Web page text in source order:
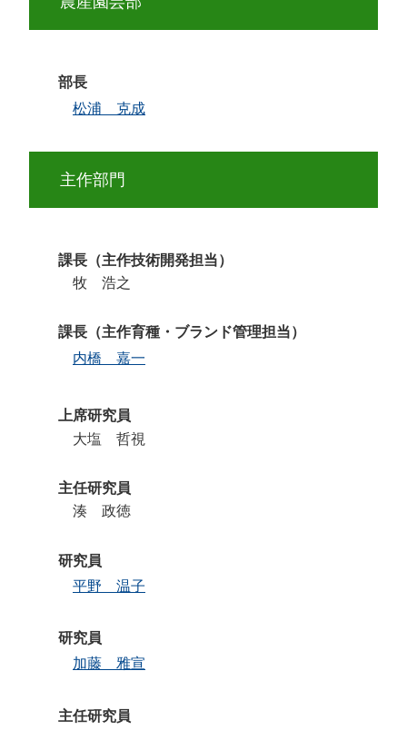
部長
松浦 克成
主作部門
課長（主作技術開発担当）
牧 浩之
課長（主作育種・ブランド管理担当）
内橋 嘉一
上席研究員
大塩 哲視
主任研究員
湊 政徳
研究員
平野 温子
研究員
加藤 雅宣
主任研究員